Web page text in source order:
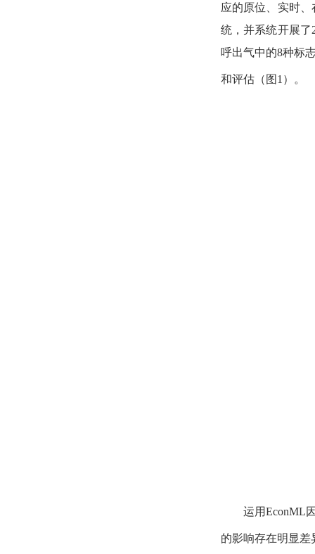
应的原位
实时、
统，并系统开展了
呼出气中的8种标
和评估 （图 1 ） 。
运用EconML
的影响存在明显差